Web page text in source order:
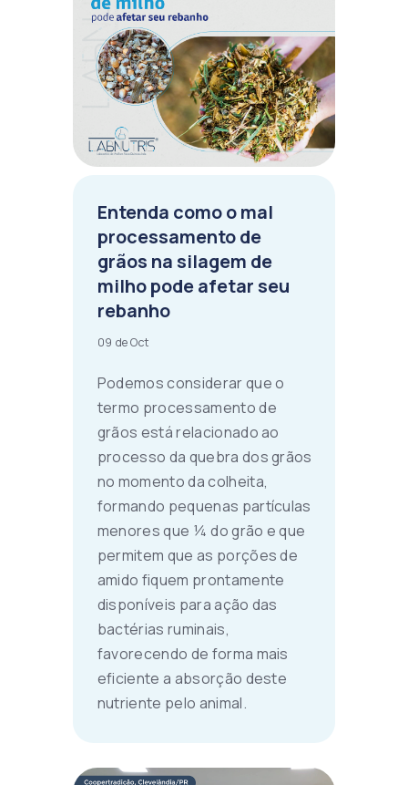
Entenda como o mal
processamento de
grãos na silagem de
milho pode afetar seu
rebanho
09 de Oct
Podemos considerar que o
termo processamento de
grãos está relacionado ao
processo da quebra dos grãos
no momento da colheita,
formando pequenas partículas
menores que ¼ do grão e que
permitem que as porções de
amido fiquem prontamente
disponíveis para ação das
bactérias ruminais,
favorecendo de forma mais
eficiente a absorção deste
nutriente pelo animal.